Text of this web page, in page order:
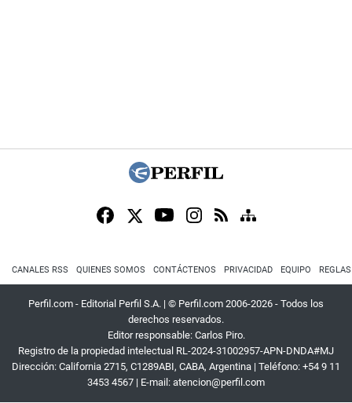
CANALES RSS QUIENES SOMOS CONTÁCTENOS PRIVACIDAD EQUIPO
Perfil.com - Editorial Perfil S.A. | © Perfil.com 2006-2026 - Todos los
derechos reservados.
Editor responsable: Carlos Piro.
Registro de la propiedad intelectual RL-2024-31002957-APN-DNDA#MJ
Dirección: California 2715, C1289ABI, CABA, Argentina | Teléfono: +54 9 11
3453 4567 | E-mail: atencion@perfil.com